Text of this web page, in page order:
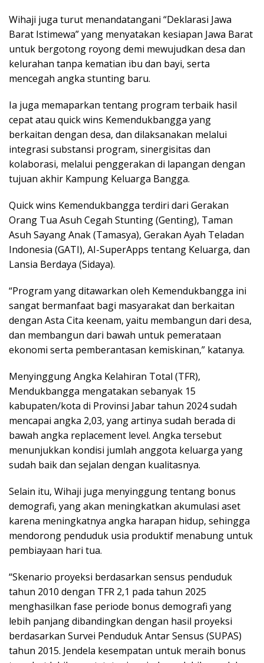
Wihaji juga turut menandatangani “Deklarasi Jawa
Barat Istimewa” yang menyatakan kesiapan Jawa Barat
untuk bergotong royong demi mewujudkan desa dan
kelurahan tanpa kematian ibu dan bayi, serta
mencegah angka stunting baru.
Ia juga memaparkan tentang program terbaik hasil
cepat atau quick wins Kemendukbangga yang
berkaitan dengan desa, dan dilaksanakan melalui
integrasi substansi program, sinergisitas dan
kolaborasi, melalui penggerakan di lapangan dengan
tujuan akhir Kampung Keluarga Bangga.
Quick wins Kemendukbangga terdiri dari Gerakan
Orang Tua Asuh Cegah Stunting (Genting), Taman
Asuh Sayang Anak (Tamasya), Gerakan Ayah Teladan
Indonesia (GATI), AI-SuperApps tentang Keluarga, dan
Lansia Berdaya (Sidaya).
“Program yang ditawarkan oleh Kemendukbangga ini
sangat bermanfaat bagi masyarakat dan berkaitan
dengan Asta Cita keenam, yaitu membangun dari desa,
dan membangun dari bawah untuk pemerataan
ekonomi serta pemberantasan kemiskinan,” katanya.
Menyinggung Angka Kelahiran Total (TFR),
Mendukbangga mengatakan sebanyak 15
kabupaten/kota di Provinsi Jabar tahun 2024 sudah
mencapai angka 2,03, yang artinya sudah berada di
bawah angka replacement level. Angka tersebut
menunjukkan kondisi jumlah anggota keluarga yang
sudah baik dan sejalan dengan kualitasnya.
Selain itu, Wihaji juga menyinggung tentang bonus
demografi, yang akan meningkatkan akumulasi aset
karena meningkatnya angka harapan hidup, sehingga
mendorong penduduk usia produktif menabung untuk
pembiayaan hari tua.
“Skenario proyeksi berdasarkan sensus penduduk
tahun 2010 dengan TFR 2,1 pada tahun 2025
menghasilkan fase periode bonus demografi yang
lebih panjang dibandingkan dengan hasil proyeksi
berdasarkan Survei Penduduk Antar Sensus (SUPAS)
tahun 2015. Jendela kesempatan untuk meraih bonus